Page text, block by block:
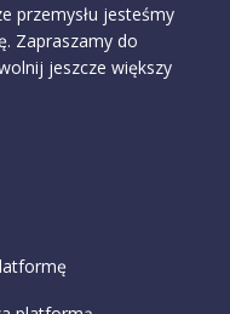
przemysłu jesteśmy
Zapraszamy do
jeszcze większy